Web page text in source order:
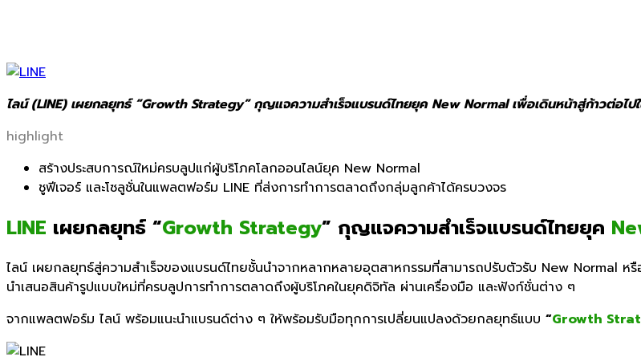
ไลน์ (LINE) เผยกลยุทธ์ “Growth Strategy” กุญแจความสำเร็จแบรนด์ไทยยุค New Normal เพื่อเดินหน้าสู่ก้าวต่อไป
highlight
สร้างประสบการณ์ใหม่ครบลูปแก่ผู้บริโภคโลกออนไลน์ยุค New Normal
ชูฟีเจอร์ และโซลูชั่นในแพลตฟอร์ม LINE ที่ส่งการทำการตลาดถึงกลุ่มลูกค้าได้ครบวงจร
LINE เผยกลยุทธ์ “Growth Strategy” กุญแจความสำเร็จแบรนด์ไทยยุค
ไลน์ เผยกลยุทธ์สู่ความสำเร็จของแบรนด์ไทยชั้นนำจากหลากหลายอุตสาหกรรมที่สามารถปรับตัวรับ New Normal ห
นำเสนอสินค้ารูปแบบใหม่ที่ครบลูปการทำการตลาดถึงผู้บริโภคในยุคดิจิทัล ผ่านเครื่องมือ และฟังก์ชั่นต่าง ๆ
จากแพลตฟอร์ม ไลน์ พร้อมแนะนำแบรนด์ต่าง ๆ ให้พร้อมรับมือทุกการเปลี่ยนแปลงด้วยกลยุทธ์แบบ “Growth